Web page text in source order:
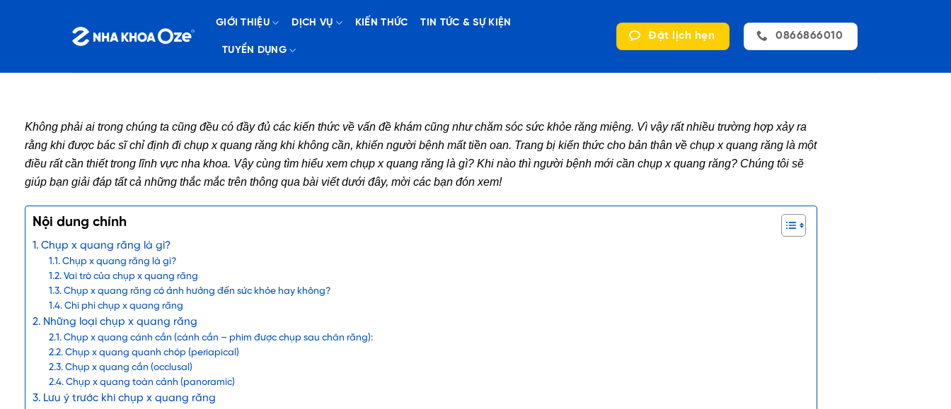
GIỚI THIỆU DỊCH VỤ KIẾN THỨC TIN TỨC & SỰ KIỆN
TUYỂN DỤNG
Đặt lịch hẹn 0866866010
Không phải ai trong chúng ta cũng đều có đầy đủ các kiến thức về vấn đề khám cũng như chăm sóc sức khỏe răng miệng. Vì vậy rất nhiều trường hợp xảy ra
rằng khi được bác sĩ chỉ định đi chụp x quang răng khi không cần, khiến người bệnh mất tiền oan. Trang bị kiến thức cho bản thân về chụp x quang răng là một
điều rất cần thiết trong lĩnh vực nha khoa. Vậy cùng tìm hiểu xem chụp x quang răng là gì? Khi nào thì người bệnh mới cần chụp x quang răng? Chúng tôi sẽ
giúp bạn giải đáp tất cả những thắc mắc trên thông qua bài viết dưới đây, mời các bạn đón xem!
Nội dung chính
Chụp x quang răng là gì?
Chụp x quang răng là gì?
Vai trò của chụp x quang răng
Chụp x quang răng có ảnh hưởng đến sức khỏe hay không?
Chi phí chụp x quang răng
Những loại chụp x quang răng
Chụp x quang cánh cắn (cánh cắn – phim được chụp sau chân răng):
Chụp x quang quanh chóp (periapical)
Chụp x quang cắn (occlusal)
Chụp x quang toàn cảnh (panoramic)
Lưu ý trước khi chụp x quang răng